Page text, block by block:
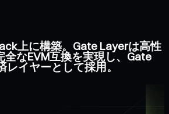
上に構築。Gate Layerは高性
全なEVM互換を実現し、Gate
レイヤーとして採用。